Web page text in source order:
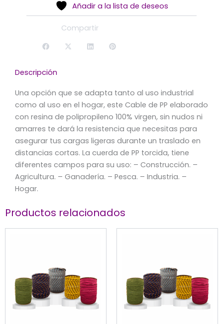
Añadir a la lista de deseos
Compartir
Descripción
Una opción que se adapta tanto al uso industrial
como al uso en el hogar, este Cable de PP elaborado
con resina de polipropileno 100% virgen, sin nudos ni
amarres te dará la resistencia que necesitas para
asegurar tus cargas ligeras durante un traslado en
distancias cortas. La cuerda de PP torcida, tiene
diferentes campos para su uso: – Construcción. –
Agricultura. – Ganadería. – Pesca. – Industria. –
Hogar.
Productos relacionados